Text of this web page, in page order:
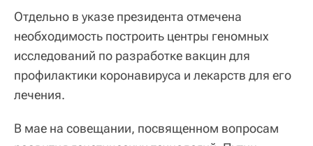
Отдельно в указе президента отмечена
необходимость построить центры геномных
исследований по разработке вакцин для
профилактики коронавируса и лекарств для его
лечения.
В мае на совещании, посвященном вопросам